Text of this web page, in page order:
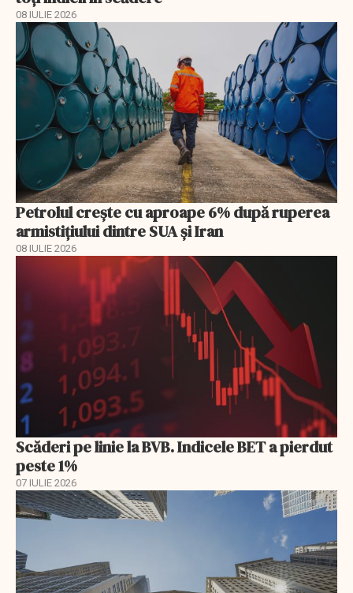
08 IULIE 2026
Petrolul crește cu aproape 6% după ruperea
armistițiului dintre SUA și Iran
08 IULIE 2026
Scăderi pe linie la BVB. Indicele BET a pierdut
peste 1%
07 IULIE 2026